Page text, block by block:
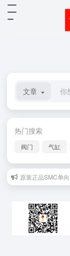
文章
热门搜索
阀门 气缸
原装正品SMC单